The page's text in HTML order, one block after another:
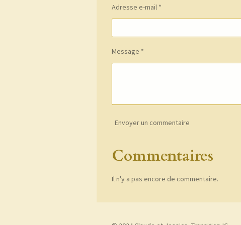
Adresse e-mail *
Message *
Envoyer un commentaire
Commentaires
Il n'y a pas encore de commentaire.